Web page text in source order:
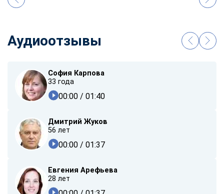
Аудиоотзывы
София Карпова
33 года
00:00 / 01:40
Дмитрий Жуков
56 лет
00:00 / 01:37
Евгения Арефьева
28 лет